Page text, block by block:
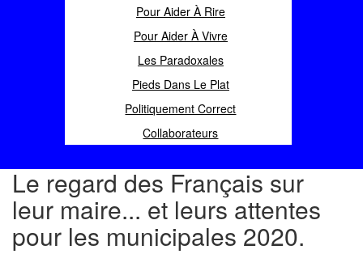
Pour Aider À Rire
Pour Aider À Vivre
Les Paradoxales
Pieds Dans Le Plat
Politiquement Correct
Collaborateurs
Le regard des Français sur
leur maire... et leurs attentes
pour les municipales 2020.